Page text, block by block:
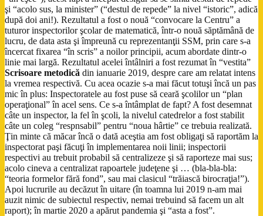
şi “acolo sus, la minister” (“destul de repede” la nivel “istoric”, adică
după doi ani!). Rezultatul a fost o nouă “convocare la Centru” a
tuturor inspectorilor şcolar de matematică, într-o nouă săptămână de
lucru, de data asta şi împreună cu reprezentanţii SSM, prin care s-a
încercat fixarea “în scris” a noilor principii, acum abordate dintr-o
linie mai largă. Rezultatul acelei întâlniri a fost rezumat în “vestita”
Scrisoare metodică din ianuarie 2019, despre care am relatat intens
la vremea respectivă. Cu acea ocazie s-a mai făcut totuşi încă un pas
mic în plus: Inspectoratele au fost puse să ceară şcolilor un “plan
operaţional” în acel sens. Ce s-a întâmplat de fapt? A fost desemnat
câte un inspector, la fel în şcoli, la nivelul catedrelor a fost stabilit
câte un coleg “respnsabil” pentru “noua hârtie” ce trebuia realizată.
Ţin minte că măcar încă o dată aceştia am fost obligaţi să raportăm la
inspectorat paşi făcuţi în implementarea noii linii; inspectorii
respectivi au trebuit probabil să centralizeze şi să raporteze mai sus;
acolo cineva a centralizat rapoartele judeţene şi … (bla-bla-bla:
“teoria formelor fără fond”, sau mai clasicul “trăiască birocraţia!”).
Apoi lucrurile au decăzut în uitare (în toamna lui 2019 n-am mai
auzit nimic de subiectul respectiv, nemai trebuind să facem un alt
raport); în martie 2020 a apărut pandemia şi “asta a fost”.